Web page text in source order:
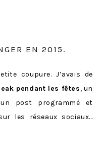
EN 2015.
coupure. J’avais de
pendant les fêtes, un
post programmé et
les réseaux sociaux…